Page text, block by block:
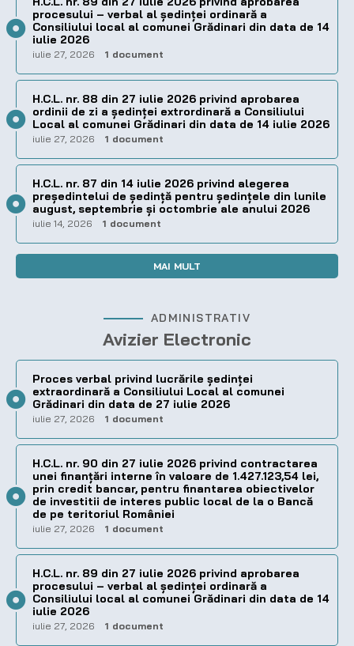
procesului – verbal al şedinţei ordinară a
Consiliului local al comunei Grădinari din data de 14
iulie 2026
iulie 27, 2026 1 document
H.C.L. nr. 88 din 27 iulie 2026 privind aprobarea
ordinii de zi a şedinţei extrordinară a Consiliului
Local al comunei Grădinari din data de 14 iulie 2026
iulie 27, 2026 1 document
H.C.L. nr. 87 din 14 iulie 2026 privind alegerea
preşedintelui de şedinţă pentru ședințele din lunile
august, septembrie și octombrie ale anului 2026
iulie 14, 2026 1 document
MAI MULT
ADMINISTRATIV
Avizier Electronic
Proces verbal privind lucrările ședinței
extraordinară a Consiliului Local al comunei
Grădinari din data de 27 iulie 2026
iulie 27, 2026 1 document
H.C.L. nr. 90 din 27 iulie 2026 privind contractarea
unei finanțări interne în valoare de 1.427.123,54 lei,
prin credit bancar, pentru finantarea obiectivelor
de investitii de interes public local de la o Bancă
de pe teritoriul României
iulie 27, 2026 1 document
H.C.L. nr. 89 din 27 iulie 2026 privind aprobarea
procesului – verbal al şedinţei ordinară a
Consiliului local al comunei Grădinari din data de 14
iulie 2026
iulie 27, 2026 1 document